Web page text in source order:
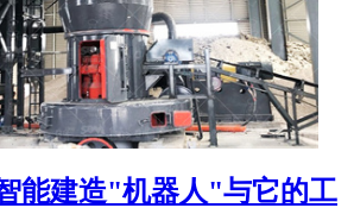
能建造"机器人"与它的工